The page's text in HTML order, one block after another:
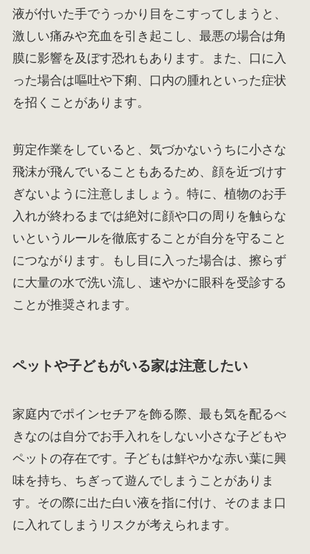
液が付いた手でうっかり目をこすってしまうと、
激しい痛みや充血を引き起こし、最悪の場合は角
膜に影響を及ぼす恐れもあります。また、口に入
った場合は嘔吐や下痢、口内の腫れといった症状
を招くことがあります。
剪定作業をしていると、気づかないうちに小さな
飛沫が飛んでいることもあるため、顔を近づけす
ぎないように注意しましょう。特に、植物のお手
入れが終わるまでは絶対に顔や口の周りを触らな
いというルールを徹底することが自分を守ること
につながります。もし目に入った場合は、擦らず
に大量の水で洗い流し、速やかに眼科を受診する
ことが推奨されます。
ペットや子どもがいる家は注意したい
家庭内でポインセチアを飾る際、最も気を配るべ
きなのは自分でお手入れをしない小さな子どもや
ペットの存在です。子どもは鮮やかな赤い葉に興
味を持ち、ちぎって遊んでしまうことがありま
す。その際に出た白い液を指に付け、そのまま口
に入れてしまうリスクが考えられます。